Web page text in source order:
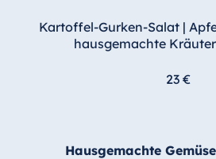
Kartoffel-Gurken-Salat |
hausgemachte
23 €
Hausgemachte